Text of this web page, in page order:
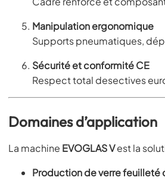
Manipulation ergonomique
Supports pneumatiques,
Sécurité et conformité CE
Respect total desectives
Domaines d’application
La machine EVOGLAS Vest la
Production de verre feuilleté